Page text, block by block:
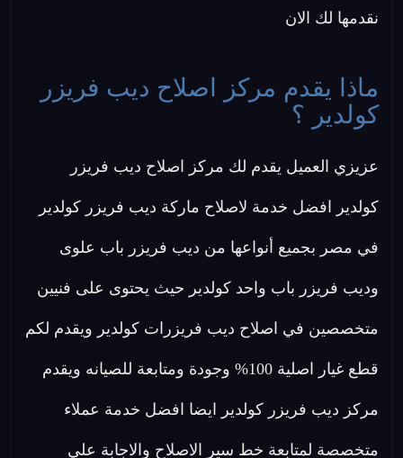
نقدمها لك الان
ماذا يقدم مركز اصلاح ديب فريزر
كولدير ؟
عزيزي العميل يقدم لك مركز اصلاح ديب فريزر
كولدير افضل خدمة لاصلاح ماركة ديب فريزر كولدير
في مصر بجميع أنواعها من ديب فريزر باب علوى
وديب فريزر باب واحد كولدير حيث يحتوى على فنيين
متخصصين في اصلاح ديب فريزرات كولدير ويقدم لكم
قطع غيار اصلية 100% وجودة ومتابعة للصيانه ويقدم
مركز ديب فريزر كولدير ايضا افضل خدمة عملاء
متخصصة لمتابعة خط سير الاصلاح والاجابة علي